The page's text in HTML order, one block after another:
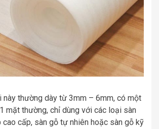
này thường dày từ 3mm – 6mm, có một
mặt thường, chỉ dùng với các loại sàn
cao cấp, sàn gỗ tự nhiên hoặc sàn gỗ kỹ